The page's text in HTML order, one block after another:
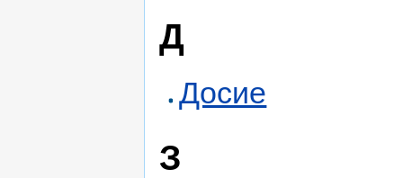
Д
Досие
З